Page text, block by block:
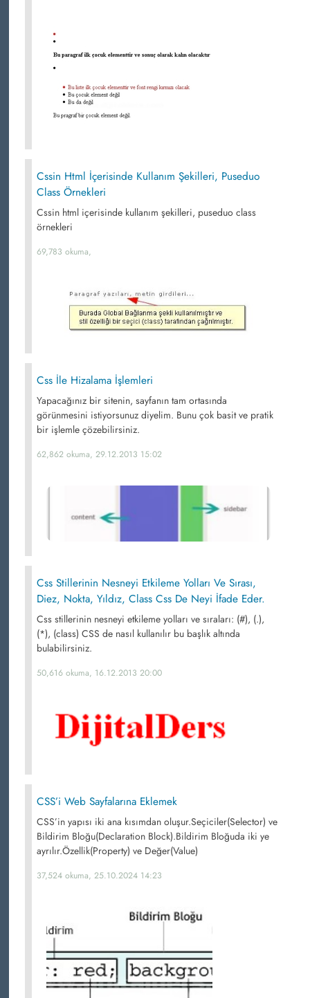
Cssin Html İçerisinde Kullanım Şekilleri, Puseduo
Class Örnekleri
Cssin html içerisinde kullanım şekilleri, puseduo class
örnekleri
69,783 okuma,
Css İle Hizalama İşlemleri
Yapacağınız bir sitenin, sayfanın tam ortasında
görünmesini istiyorsunuz diyelim. Bunu çok basit ve pratik
bir işlemle çözebilirsiniz.
62,862 okuma, 29.12.2013 15:02
Css Stillerinin Nesneyi Etkileme Yolları Ve Sırası,
Diez, Nokta, Yıldız, Class Css De Neyi İfade Eder.
Css stillerinin nesneyi etkileme yolları ve sıraları: (#), (.),
(*), (class) CSS de nasıl kullanılır bu başlık altında
bulabilirsiniz.
50,616 okuma, 16.12.2013 20:00
CSS’i Web Sayfalarına Eklemek
CSS’in yapısı iki ana kısımdan oluşur.Seçiciler(Selector) ve
Bildirim Bloğu(Declaration Block).Bildirim Bloğuda iki ye
ayrılır.Özellik(Property) ve Değer(Value)
37,524 okuma, 25.10.2024 14:23